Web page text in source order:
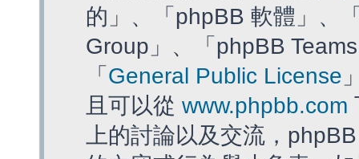
的」、「phpBB 軟體」、
Group」、「phpBB
「 General Public License
且可以從 www.phpbb.com
上的討論以及交流，